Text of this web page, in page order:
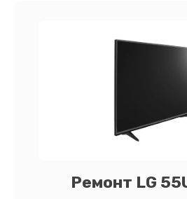
Ремонт LG